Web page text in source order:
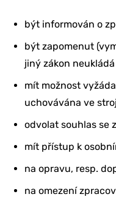
být informován o
být zapomenut
jiný zákon
mít možnost
uchovávána ve
odvolat souhlas se
mít přístup k
na opravu, resp.
na omezení